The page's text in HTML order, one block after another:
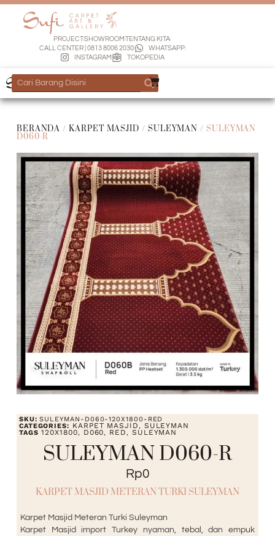
PROJECTSHOWROOMTENTANG KITA
CALL CENTER | 0813 8006 2030
WHATSAPP
INSTAGRAM
TOKOPEDIA
BERANDA /KARPET MASJID / SULEYMAN / SULEYMAN
D060-R
SKU:SULEYMAN-D060-120X1800-RED
CATEGORIES: KARPET MASJID, SULEYMAN
TAGS 120X1800, D060, RED, SULEYMAN
SULEYMAN D060-R
Rp0
KARPET MASJID METERAN TURKI SULEYMAN
Karpet Masjid Meteran Turki Suleyman
Karpet Masjid import Turkey nyaman, tebal, dan empuk